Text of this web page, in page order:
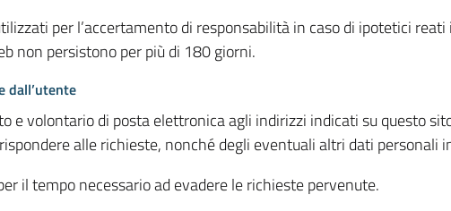
per l’accertamento di responsabilità in caso di ipotetici
non persistono per più di 180 giorni.
dall’utente
e volontario di posta elettronica agli indirizzi indicati su questo
alle richieste, nonché degli eventuali altri dati personali
il tempo necessario ad evadere le richieste pervenute.